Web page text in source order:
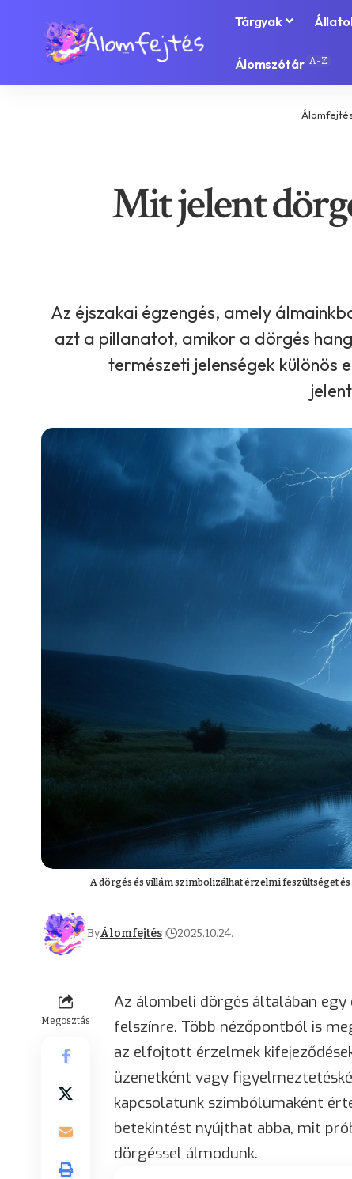
Tárgyak
Álomszótár A-Z
Mit jelent
Az éjszakai égzengés, amely
azt a pillanatot, amikor a dörgés
természeti jelenségek különös
A dörgés és villám szimbolizálhat érzelmi feszültséget
ByÁlomfejtés 2025.10.24.
Megosztás
Az álombeli dörgés általában
felszínre. Több nézőpontból is
az elfojtott érzelmek
üzenetként vagy
kapcsolatunk szimbólumaként
betekintést nyújthat abba, mit
dörgéssel álmodunk.